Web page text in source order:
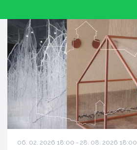
06. 02. 2026 18:00 - 28. 08. 2026 18:00